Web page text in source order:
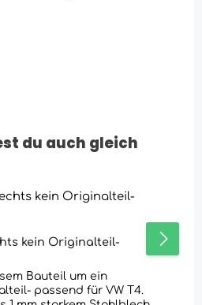
du auch gleich
kein Originalteil-
Bauteil um ein
passend für VW T4.